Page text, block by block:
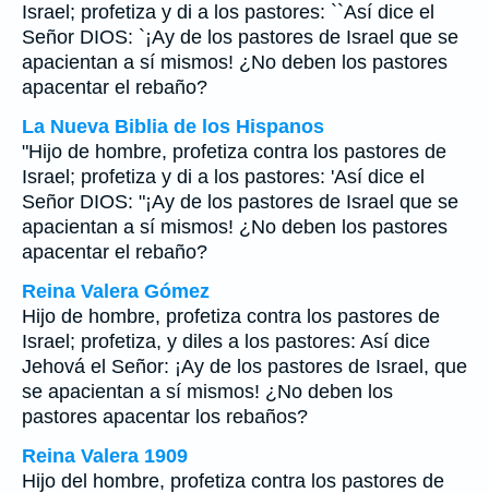
Israel; profetiza y di a los pastores: ``Así dice el
Señor DIOS: `¡Ay de los pastores de Israel que se
apacientan a sí mismos! ¿No deben los pastores
apacentar el rebaño?
La Nueva Biblia de los Hispanos
"Hijo de hombre, profetiza contra los pastores de
Israel; profetiza y di a los pastores: 'Así dice el
Señor DIOS: "¡Ay de los pastores de Israel que se
apacientan a sí mismos! ¿No deben los pastores
apacentar el rebaño?
Reina Valera Gómez
Hijo de hombre, profetiza contra los pastores de
Israel; profetiza, y diles a los pastores: Así dice
Jehová el Señor: ¡Ay de los pastores de Israel, que
se apacientan a sí mismos! ¿No deben los
pastores apacentar los rebaños?
Reina Valera 1909
Hijo del hombre, profetiza contra los pastores de